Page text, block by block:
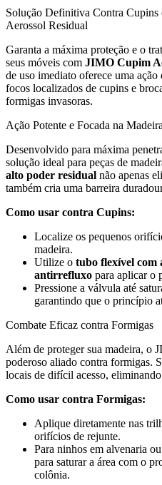
Solução Definitiva Contra
Aerossol Residual
Garanta a máxima proteção e o
seus móveis com JIMO Cupim
de uso imediato oferece uma
focos localizados de cupins e
formigas invasoras.
Ação Potente e Focada na Madeira
Desenvolvido para máxima
solução ideal para peças de
alto poder residual não apenas
também cria uma barreira
Como usar contra Cupins:
Localize os pequenos
madeira.
Utilize o tubo flexível com
antirrefluxo para aplicar o
Pressione a válvula até
garantindo que o princípio
Combate Eficaz contra Formigas
Além de proteger sua madeira, o
poderoso aliado contra formigas.
locais de difícil acesso,
Como usar contra Formigas:
Aplique diretamente nas
orifícios de rejunte.
Para ninhos em alvenaria
para saturar a área com o
colônia.